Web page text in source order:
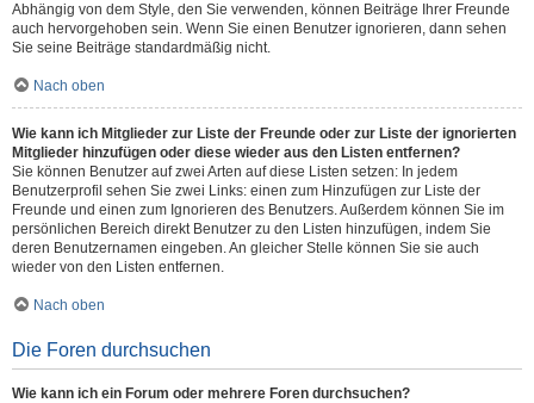
Abhängig von dem Style, den Sie verwenden, können Beiträge Ihrer Freunde
auch hervorgehoben sein. Wenn Sie einen Benutzer ignorieren, dann sehen
Sie seine Beiträge standardmäßig nicht.
Nach oben
Wie kann ich Mitglieder zur Liste der Freunde oder zur Liste der ignorierten
Mitglieder hinzufügen oder diese wieder aus den Listen entfernen?
Sie können Benutzer auf zwei Arten auf diese Listen setzen: In jedem
Benutzerprofil sehen Sie zwei Links: einen zum Hinzufügen zur Liste der
Freunde und einen zum Ignorieren des Benutzers. Außerdem können Sie im
persönlichen Bereich direkt Benutzer zu den Listen hinzufügen, indem Sie
deren Benutzernamen eingeben. An gleicher Stelle können Sie sie auch
wieder von den Listen entfernen.
Nach oben
Die Foren durchsuchen
Wie kann ich ein Forum oder mehrere Foren durchsuchen?